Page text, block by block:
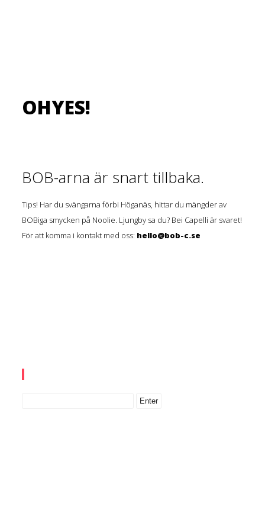
OHYES!
BOB-arna är snart tillbaka.
Tips! Har du svängarna förbi Höganäs, hittar du mängder av
BOBiga smycken på Noolie. Ljungby sa du? Bei Capelli är svaret!
För att komma i kontakt med oss: hello@bob-c.se